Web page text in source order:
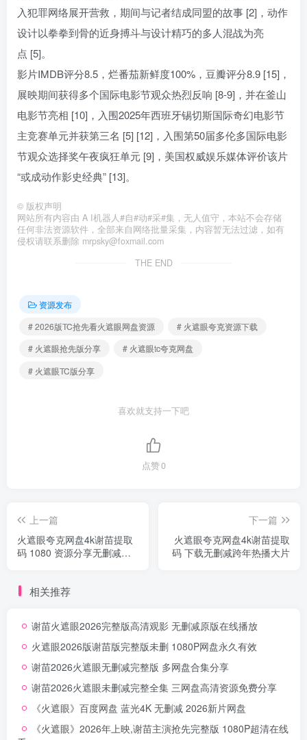
入犯罪网络展开营救，期间与记者结成同盟的故事 [2]，动作
设计以拳拳到骨的近身搏斗与设计精巧的多人混战为亮
点 [5]。
影片IMDB评分8.5，烂番茄新鲜度100%，豆瓣评分8.9 [15]，
展映期间获得多个国际电影节观众热烈反响 [8-9]，并在釜山
电影节亮相 [10]，入围2025年西班牙锡切斯国际奇幻电影节
主竞赛单元并获第三名 [5] [12]，入围第50届多伦多国际电影
节观众选择奖午夜疯狂单元 [9]，美国权威娱乐媒体评价该片
“或成动作影史经典” [13]。
© 版权声明
网站所有内容由 A I机器人#自#动#采#集，无人值守，本站不会存储
任何非法资源软件，全部来自网络批量采集，内容暂无法过滤，如有
侵权请联系删除 mrpsky@foxmail.com
THE END
资源发布
# 2026版TC抢先看火遮眼网盘资源
# 火遮眼夸克资源下载
# 火遮眼抢先版分享
# 火遮眼tc夸克网盘
# 火遮眼TC版分享
喜欢就支持一下吧
点赞0
上一篇
火遮眼夸克网盘4k谢苗提取
码 1080 资源分享无删减完
下一篇
火遮眼夸克网盘4k谢苗提取
码 下载无删减跨年热播大片
相关推荐
谢苗火遮眼2026完整版高清观影 无删减原版在线播放
火遮眼2026版谢苗版完整版未删 1080P网盘永久有效
谢苗2026火遮眼无删减完整版 多网盘合集分享
谢苗2026火遮眼未删减完整全集 三网盘高清资源免费分享
《火遮眼》百度网盘 蓝光4K 无删减 2026新片网盘
《火遮眼》2026年上映,谢苗主演抢先完整版 1080P超清在线